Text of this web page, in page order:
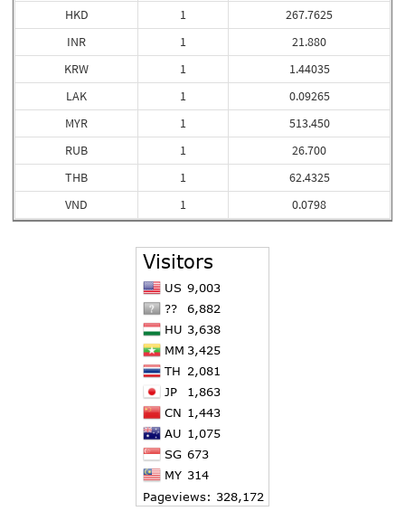
HKD
INR
KRW
LAK
MYR
RUB
THB
VND
1
1
1
1
1
1
1
1
267.7625
21.880
1.44035
0.09265
513.450
26.700
62.4325
0.0798